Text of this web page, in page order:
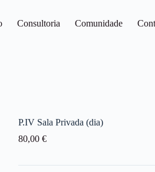
Consultoria Comunidade
P.IV Sala Privada (dia)
80,00 €